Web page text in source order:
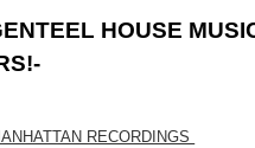
HOUSE
RECORDINGS